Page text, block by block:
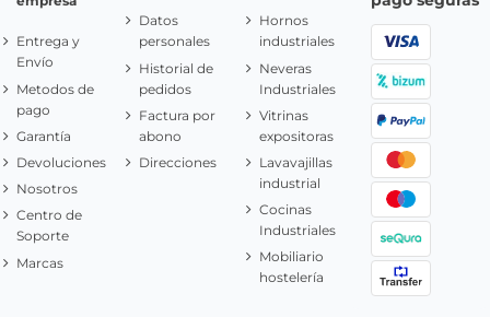
Entrega y
Envío
Metodos de
pago
Garantía
Devoluciones
Nosotros
Centro de
Soporte
Marcas
Datos
personales
Historial de
pedidos
Factura por
abono
Direcciones
Hornos
industriales
Neveras
Industriales
Vitrinas
expositoras
Lavavajillas
industrial
Cocinas
Industriales
Mobiliario
hostelería